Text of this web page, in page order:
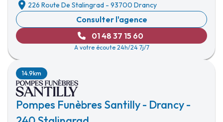
226 Route De Stalingrad - 93700 Drancy
Consulter l'agence
01 48 37 15 60
A votre écoute 24h/24 7j/7
Pompes Funèbres Santilly - Drancy -
14.9km